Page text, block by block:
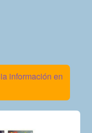
información en